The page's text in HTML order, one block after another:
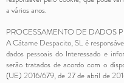
a vários anos.
PROCESSAMENTO DE DADOS
A Cátame Despacito, SL é
dados pessoais do Interessado e
serão tratados de acordo com o
(UE) 2016/679, de 27 de abril de